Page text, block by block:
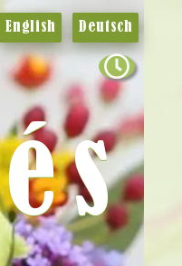
English Deutsch